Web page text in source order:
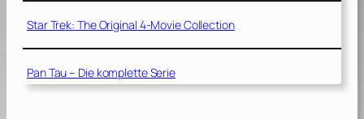
Star Trek: The Original 4-Movie Collection
Pan Tau – Die komplette Serie